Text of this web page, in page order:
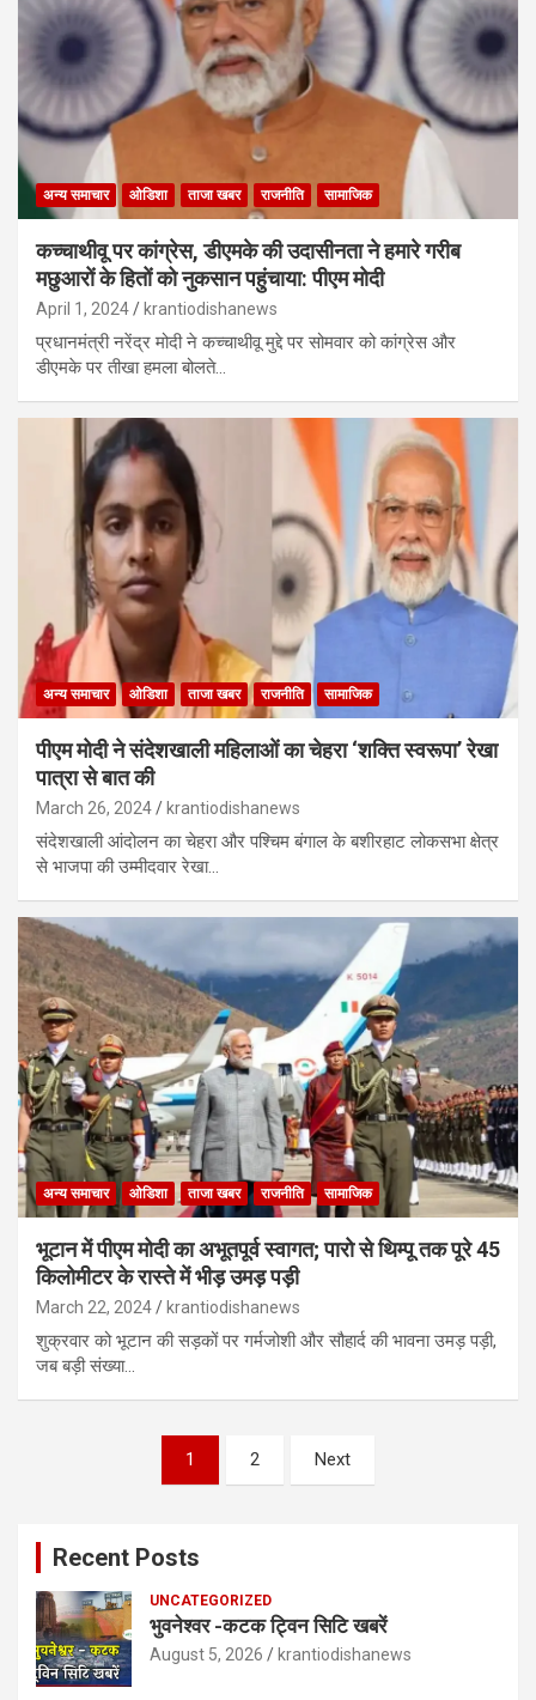
अन्य समाचार ओडिशा ताजा खबर राजनीति सामाजिक
कच्चाथीवू पर कांग्रेस, डीएमके की उदासीनता ने हमारे गरीब
मछुआरों के हितों को नुकसान पहुंचाया: पीएम मोदी
April 1, 2024 krantiodishanews
प्रधानमंत्री नरेंद्र मोदी ने कच्चाथीवू मुद्दे पर सोमवार को कांग्रेस और
डीएमके पर तीखा हमला बोलते…
अन्य समाचार ओडिशा ताजा खबर राजनीति सामाजिक
पीएम मोदी ने संदेशखाली महिलाओं का चेहरा ‘शक्ति स्वरूपा’ रेखा
पात्रा से बात की
March 26, 2024 krantiodishanews
संदेशखाली आंदोलन का चेहरा और पश्चिम बंगाल के बशीरहाट लोकसभा क्षेत्र
से भाजपा की उम्मीदवार रेखा…
अन्य समाचार ओडिशा ताजा खबर राजनीति सामाजिक
भूटान में पीएम मोदी का अभूतपूर्व स्वागत; पारो से थिम्पू तक पूरे 45
किलोमीटर के रास्ते में भीड़ उमड़ पड़ी
March 22, 2024 krantiodishanews
शुक्रवार को भूटान की सड़कों पर गर्मजोशी और सौहार्द की भावना उमड़ पड़ी,
जब बड़ी संख्या…
1 2 Next
Recent Posts
UNCATEGORIZED
भुवनेश्वर -कटक ट्विन सिटि खबरें
August 5, 2026 krantiodishanews